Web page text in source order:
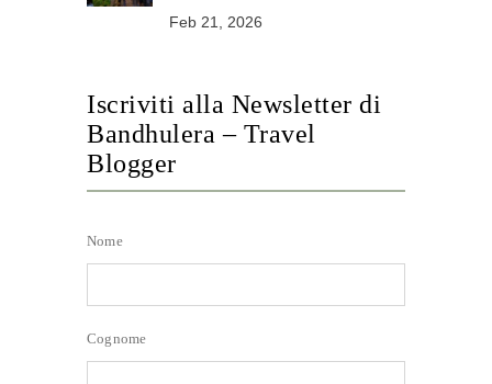
Feb 21, 2026
Iscriviti alla Newsletter di
Bandhulera – Travel
Blogger
Nome
Cognome